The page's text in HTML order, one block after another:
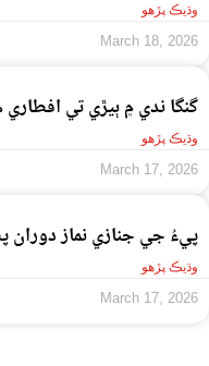
وڌيڪ پڙهو
March 18, 2026
گنگا ندي ۾ ٻيڙي تي افطاري ڪرڻ جو
وڌيڪ پڙهو
March 17, 2026
پيءُ جي جنازي نماز دوران
وڌيڪ پڙهو
March 17, 2026